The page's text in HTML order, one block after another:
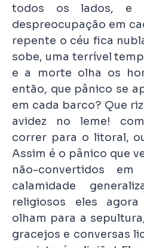
todos os lados, e
despreocupação em
repente o céu fica
sobe, uma terrível
e a morte olha os
então, que pânico se
em cada barco? Que
avidez no leme!
correr para o litoral,
Assim é o pânico que
não-convertidos
calamidade
religiosos eles
olham para a
gracejos e conversas